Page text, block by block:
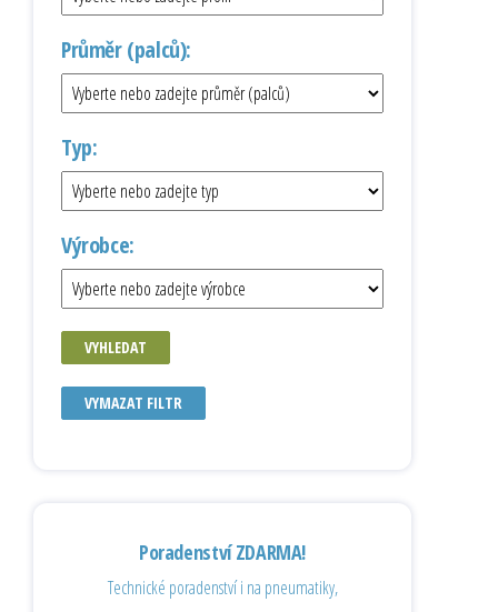
Průměr (palců):
Typ:
Výrobce:
VYHLEDAT
VYMAZAT FILTR
Poradenství ZDARMA!
Technické poradenství i na pneumatiky,